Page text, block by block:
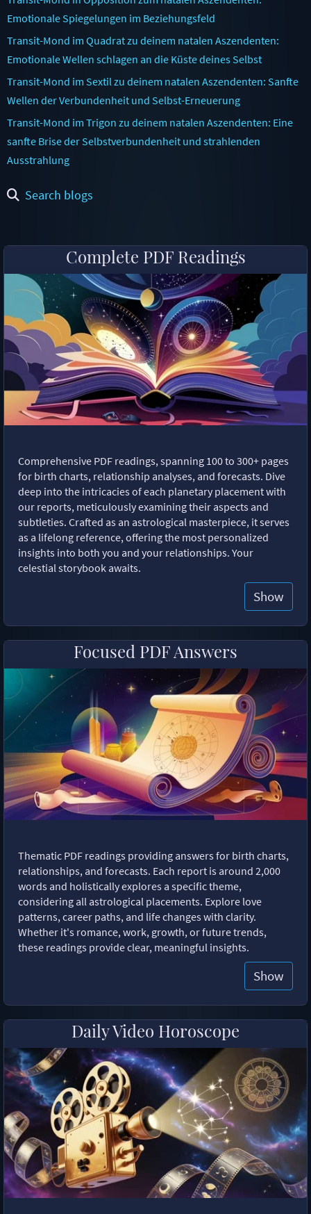
Emotionale Spiegelungen im Beziehungsfeld
Transit-Mond im Quadrat zu deinem natalen Aszendenten:
Emotionale Wellen schlagen an die Küste deines Selbst
Transit-Mond im Sextil zu deinem natalen Aszendenten: Sanfte
Wellen der Verbundenheit und Selbst-Erneuerung
Transit-Mond im Trigon zu deinem natalen Aszendenten: Eine
sanfte Brise der Selbstverbundenheit und strahlenden
Ausstrahlung
Search blogs
Complete PDF Readings
Comprehensive PDF readings, spanning 100 to 300+ pages
for birth charts, relationship analyses, and forecasts. Dive
deep into the intricacies of each planetary placement with
our reports, meticulously examining their aspects and
subtleties. Crafted as an astrological masterpiece, it serves
as a lifelong reference, offering the most personalized
insights into both you and your relationships. Your
celestial storybook awaits.
Show
Focused PDF Answers
Thematic PDF readings providing answers for birth charts,
relationships, and forecasts. Each report is around 2,000
words and holistically explores a specific theme,
considering all astrological placements. Explore love
patterns, career paths, and life changes with clarity.
Whether it's romance, work, growth, or future trends,
these readings provide clear, meaningful insights.
Show
Daily Video Horoscope